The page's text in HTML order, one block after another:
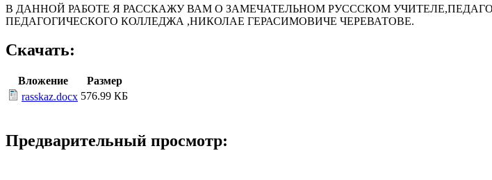
В ДАННОЙ РАБОТЕ Я РАССКАЖУ ВАМ О ЗАМЕЧАТЕЛЬНОМ РУСССКОМ
ПЕДАГОГИЧЕСКОГО КОЛЛЕДЖА ,НИКОЛАЕ ГЕРАСИМОВИЧЕ ЧЕРЕВАТОВЕ.
Скачать:
Вложение
Размер
rasskaz.docx 576.99 КБ
Предварительный просмотр: